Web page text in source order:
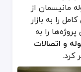
مانیسمان از
را به بازار
را به
و اتصالات
کرد.